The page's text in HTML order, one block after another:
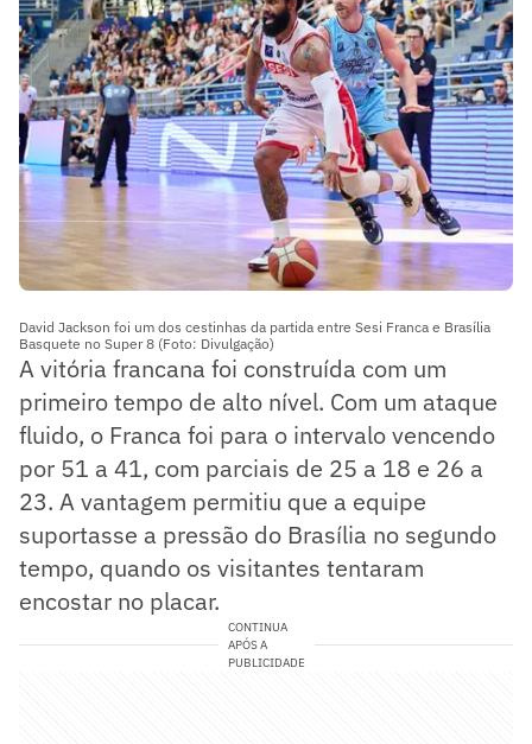
David Jackson foi um dos cestinhas da partida entre Sesi Franca e Brasília
Basquete no Super 8 (Foto: Divulgação)
A vitória francana foi construída com um
primeiro tempo de alto nível. Com um ataque
fluido, o Franca foi para o intervalo vencendo
por 51 a 41, com parciais de 25 a 18 e 26 a
23. A vantagem permitiu que a equipe
suportasse a pressão do Brasília no segundo
tempo, quando os visitantes tentaram
encostar no placar.
CONTINUA
APÓS A
PUBLICIDADE